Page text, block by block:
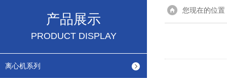
产品展示
PRODUCT DISPLAY
离心机系列
您现在的位置